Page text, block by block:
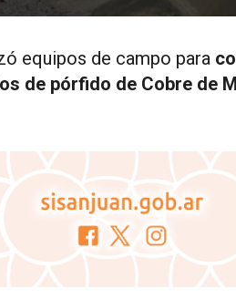
equipos de campo para
de pórfido de Cobre de